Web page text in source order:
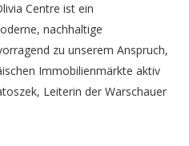
Centre ist ein
nachhaltige
zu unserem Anspruch,
Immobilienmärkte aktiv
Leiterin der Warschauer